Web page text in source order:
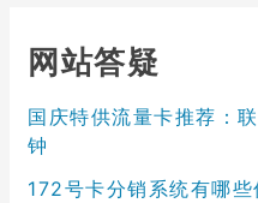
网站答疑
国庆特供流量卡推荐：
钟
172号卡分销系统有哪